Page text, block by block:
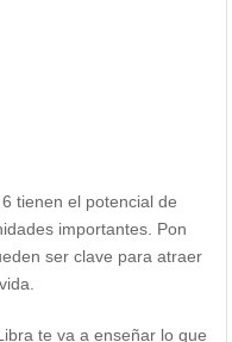
tienen el potencial de
importantes. Pon
ser clave para atraer
te va a enseñar lo que